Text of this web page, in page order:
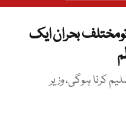
تومختلف بحران ایک
کرنا ہوگی، وزیر